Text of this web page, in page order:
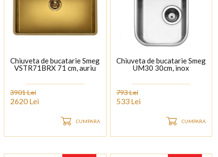
Chiuveta de bucatarie Smeg
VSTR71BRX 71 cm, auriu
3901 Lei
2620 Lei
CUMPARA
Chiuveta de bucatarie Smeg
UM30 30cm, inox
793 Lei
533 Lei
CUMPARA